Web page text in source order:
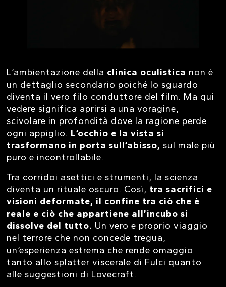
L’ambientazione della clinica oculistica non è
un dettaglio secondario poiché lo sguardo
diventa il vero filo conduttore del film. Ma qui
vedere significa aprirsi a una voragine,
scivolare in profondità dove la ragione perde
ogni appiglio. L’occhio e la vista si
trasformano in porta sull’abisso, sul male più
puro e incontrollabile.
Tra corridoi asettici e strumenti, la scienza
diventa un rituale oscuro. Così, tra sacrifici e
visioni deformate, il confine tra ciò che è
reale e ciò che appartiene all’incubo si
dissolve del tutto. Un vero e proprio viaggio
nel terrore che non concede tregua,
un’esperienza estrema che rende omaggio
tanto allo splatter viscerale di Fulci quanto
alle suggestioni di Lovecraft.